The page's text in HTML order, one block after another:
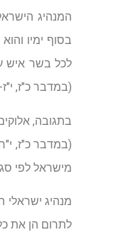
המנהיג
בסוף ימיו
לכל בשר איש
(במדבר כ"ז,
בתגובה,
(במדבר כ"ז,
מישראל לפי
מנהיג ישראלי
לתרום הן את